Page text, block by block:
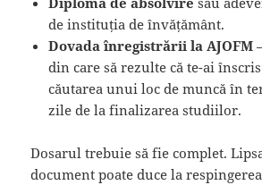
de instituția de învățământ.
Dovada înregistrării la AJOFM
din care să rezulte că te-ai
căutarea unui loc de muncă în
zile de la finalizarea studiilor.
Dosarul trebuie să fie complet.
document poate duce la